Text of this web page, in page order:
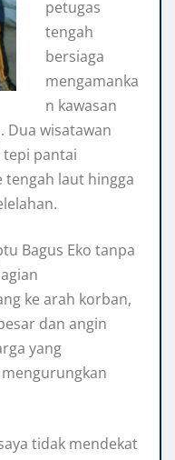
petugas
tengah
bersiaga
mengamanka
n kawasan
Dua wisatawan
pantai
laut hingga
Bagus Eko tanpa
ke arah korban,
dan angin
yang
tidak mendekat